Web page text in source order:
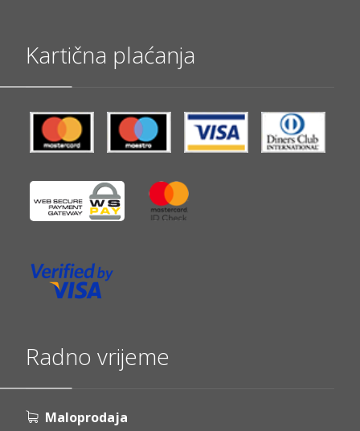
Kartična plaćanja
Radno vrijeme
Maloprodaja